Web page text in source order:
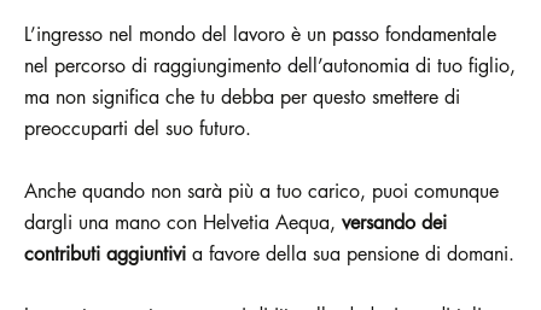
L’ingresso nel mondo del lavoro è un passo fondamentale
nel percorso di raggiungimento dell’autonomia di tuo figlio,
ma non significa che tu debba per questo smettere di
preoccuparti del suo futuro.
Anche quando non sarà più a tuo carico, puoi comunque
dargli una mano con Helvetia Aequa, versando dei
contributi aggiuntivi a favore della sua pensione di domani.